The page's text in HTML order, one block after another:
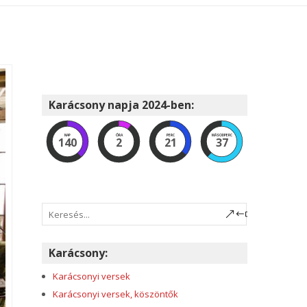
Karácsony napja 2024-ben:
NAP
140
ÓRA
2
PERC
21
MÁSODPERC
35
Karácsony:
Karácsonyi versek
Karácsonyi versek, köszöntők